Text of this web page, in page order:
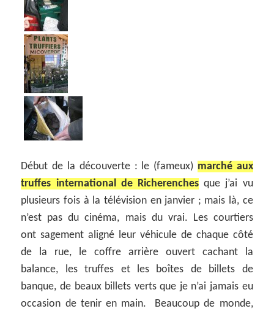
Début de la découverte : le (fameux) marché aux
truffes international de Richerenches que j’ai vu
plusieurs fois à la télévision en janvier ; mais là, ce
n’est pas du cinéma, mais du vrai. Les courtiers
ont sagement aligné leur véhicule de chaque côté
de la rue, le coffre arrière ouvert cachant la
balance, les truffes et les boîtes de billets de
banque, de beaux billets verts que je n’ai jamais eu
occasion de tenir en main. Beaucoup de monde,